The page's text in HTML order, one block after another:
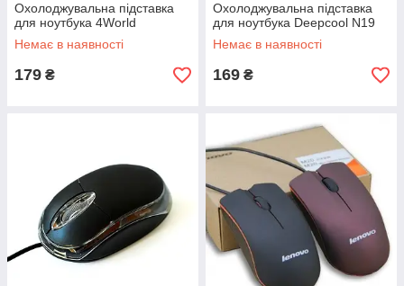
Охолоджувальна підставка
для ноутбука 4World
Немає в наявності
179 ₴
Охолоджувальна підставка
для ноутбука Deepcool N19
Немає в наявності
169 ₴